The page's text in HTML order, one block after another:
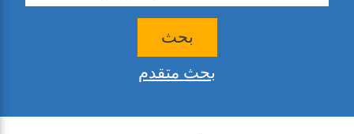
بحث
بحث متقدم